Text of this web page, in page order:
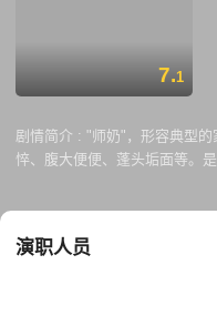
7.1
剧情简介 : "师奶"，形容典型
悴、腹大便便、蓬头垢面等。
里，日复日，始发现自己青春
力排丈夫之反对声音，一起加
演职人员